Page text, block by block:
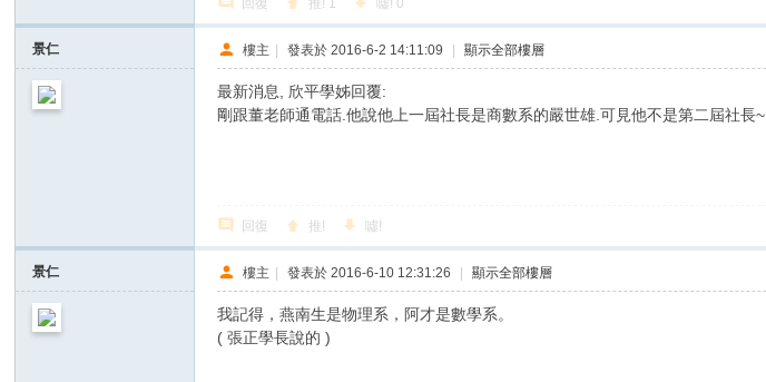
回復 推! 1 噓! 0
景仁 樓主 | 發表於 2016-6-2 14:11:09 | 顯示全部樓層
最新消息, 欣平學姊回覆:
剛跟董老師通電話.他說他上一屆社長是商數系的嚴世雄.可見他不是第二屆社長~
回復 推! 噓!
景仁 樓主 | 發表於 2016-6-10 12:31:26 | 顯示全部樓層
我記得，燕南生是物理系，阿才是數學系。
( 張正學長說的 )